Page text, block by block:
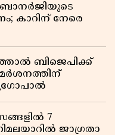
ബാനർജിയുടെ
കാറിന് നേരെ
ബിജെപിക്ക്
7
ജാഗ്രതാ